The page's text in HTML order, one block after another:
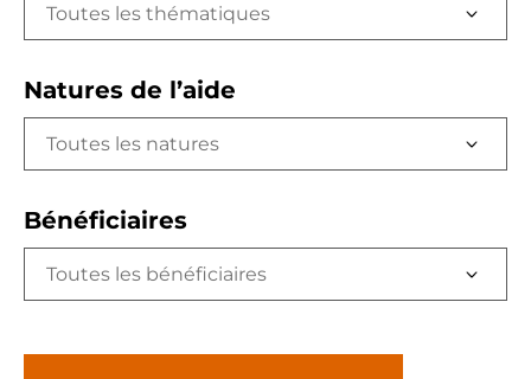
Toutes les thématiques
Natures de l’aide
Toutes les natures
Bénéficiaires
Toutes les bénéficiaires